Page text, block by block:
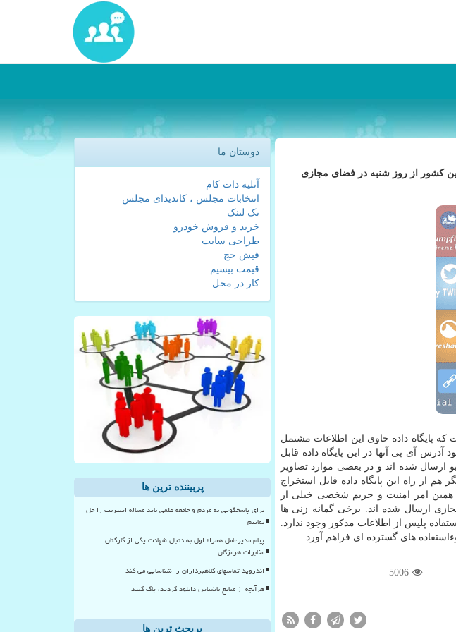
محبوب در این كشور از روز شنبه در فضای مجازی
كه پایگاه داده حاوی این اطلاعات مشتمل
آدرس آی پی آنها در این پایگاه داده قابل
شده اند و در بعضی موارد تصاویر
از راه این پایگاه داده قابل استخراج
امر امنیت و حریم شخصی خیلی از
ارسال شده اند. برخی گمانه زنی ها
پلیس از اطلاعات مذكور وجود ندارد.
های گسترده ای فراهم آورد.
5006
دوستان ما
آتلیه دات کام
انتخابات مجلس ، کاندیدای مجلس
بک لینک
خرید و فروش خودرو
طراحی سایت
فیش حج
قیمت بیسیم
کار در محل
پربیننده ترین ها
برای پاسخگویی به مردم و جامعه علمی باید مساله اینترنت را حل
نماییم
پیام مدیرعامل همراه اول به دنبال شهادت یکی از کارکنان
مخابرات هرمزگان
اندروید تماسهای کلاهبرداران را شناسایی می کند
هرآنچه از منابع ناشناس دانلود کردید، پاک کنید
پربحث ترین ها